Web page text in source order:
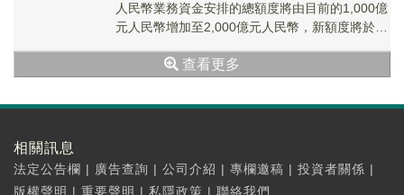
人民幣業務資金安排的總額度將由目前的1,000億
元人民幣增加至2,000億元人民幣，新額度將於2
查看更多
相關訊息
法定公告欄 | 廣告查詢 | 公司介紹 | 專欄邀稿 | 投資者關係 |
版權聲明 | 重要聲明 | 私隱政策 | 聯絡我們